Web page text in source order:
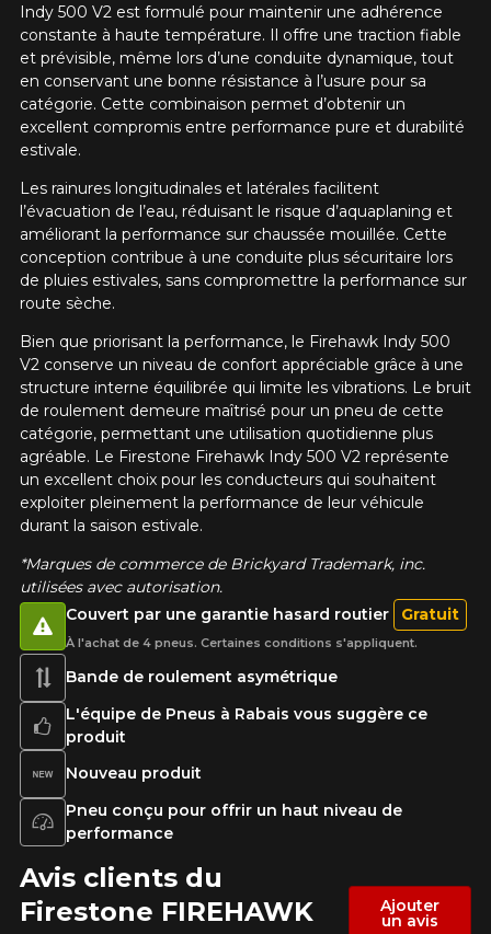
Indy 500 V2 est formulé pour maintenir une adhérence
constante à haute température. Il offre une traction fiable
et prévisible, même lors d’une conduite dynamique, tout
en conservant une bonne résistance à l’usure pour sa
catégorie. Cette combinaison permet d’obtenir un
excellent compromis entre performance pure et durabilité
estivale.
Les rainures longitudinales et latérales facilitent
l’évacuation de l’eau, réduisant le risque d’aquaplaning et
améliorant la performance sur chaussée mouillée. Cette
conception contribue à une conduite plus sécuritaire lors
de pluies estivales, sans compromettre la performance sur
route sèche.
Bien que priorisant la performance, le Firehawk Indy 500
V2 conserve un niveau de confort appréciable grâce à une
structure interne équilibrée qui limite les vibrations. Le bruit
de roulement demeure maîtrisé pour un pneu de cette
catégorie, permettant une utilisation quotidienne plus
agréable. Le Firestone Firehawk Indy 500 V2 représente
un excellent choix pour les conducteurs qui souhaitent
exploiter pleinement la performance de leur véhicule
durant la saison estivale.
*Marques de commerce de Brickyard Trademark, inc.
utilisées avec autorisation.
Bande de roulement asymétrique
L'équipe de Pneus à Rabais vous suggère ce
produit
Nouveau produit
Pneu conçu pour offrir un haut niveau de
performance
Couvert par une garantie hasard routier Gratuit
À l'achat de 4 pneus. Certaines conditions s'appliquent.
Avis clients du
Firestone FIREHAWK
Ajouter
un avis